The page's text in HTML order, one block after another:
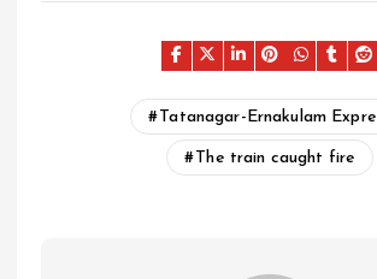
Tatanagar-Ernakulam
The train caught fire